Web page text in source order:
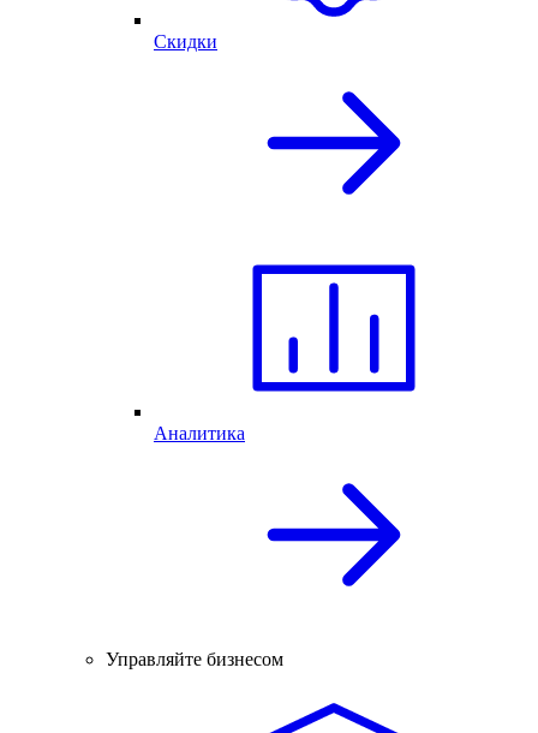
Скидки
Аналитика
Управляйте бизнесом